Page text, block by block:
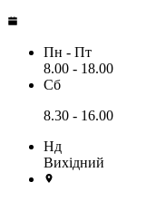
Пн - Пт
8.00 - 18.00
Сб
8.30 - 16.00
Нд
Вихідний